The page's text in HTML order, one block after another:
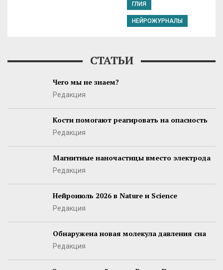
ГЛИЯ
НЕЙРОЖУРНАЛЫ
СТАТЬИ
Чего мы не знаем?
Редакция
Кости помогают реагировать на опасность
Редакция
Магнитные наночастицы вместо электрода
Редакция
Нейроиюль 2026 в Nature и Science
Редакция
Обнаружена новая молекула давления сна
Редакция